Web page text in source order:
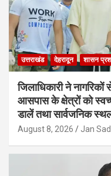
उत्तराखंड देहरादून शासन
जिलाधिकारी ने
आसपास के क्षेत्रों को
डालें तथा सार्वजनिक
August 8, 2026 Jan